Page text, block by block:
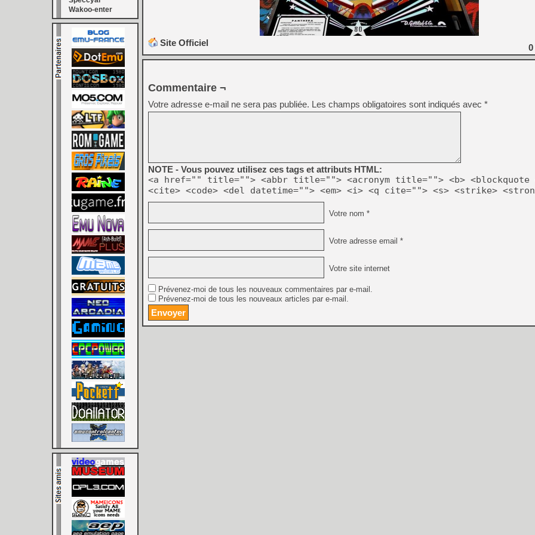
[GK] GTA 6 : Rockstar
[GK] Hot Wheels Infinite
[GK] Mémoire cash -
[GK] Résultats Nintendo :
[GK] Déjà des
[Mo5] Brickboy cherche à
[GK] Minecraft et ses «
[GK] Beast of
[GK] Ubisoft : fin de partie
[GK] Mémoire cash -
[GK] Dan Houser (GTA)
[GK] Comment EA Sports
[GK] Crimson Moon : un
[GK] Isle of Reveries : le
[GK] Moonlighter 2 : The
Wakoo-enter
Site Officiel 0
Commentaire ¬
Votre adresse e-mail ne sera pas publiée. Les champs obligatoires sont indiqués avec *
NOTE - Vous pouvez utilisez ces tags et attributs HTML:
<a href="" title=""> <abbr title=""> <acronym title=""> <b> <blockquote
<cite> <code> <del datetime=""> <em> <i> <q cite=""> <s> <strike>
Votre nom *
Votre adresse email *
Votre site internet
Prévenez-moi de tous les nouveaux commentaires par e-mail.
Prévenez-moi de tous les nouveaux articles par e-mail.